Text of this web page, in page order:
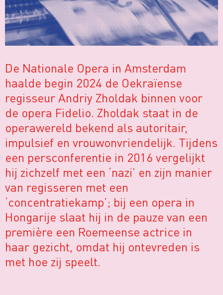
De Nationale Opera in Amsterdam
haalde begin 2024 de Oekraïense
regisseur Andriy Zholdak binnen voor
de opera Fidelio. Zholdak staat in de
operawereld bekend als autoritair,
impulsief en vrouwonvriendelijk. Tijdens
een persconferentie in 2016 vergelijkt
hij zichzelf met een ‘nazi’ en zijn manier
van regisseren met een
‘concentratiekamp’; bij een opera in
Hongarije slaat hij in de pauze van een
première een Roemeense actrice in
haar gezicht, omdat hij ontevreden is
met hoe zij speelt.